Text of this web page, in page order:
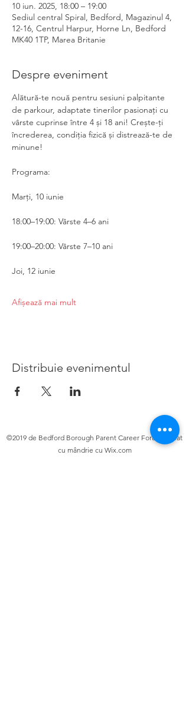
10 iun. 2025, 18:00 – 19:00
Sediul central Spiral, Bedford, Magazinul 4,
12-16, Centrul Harpur, Horne Ln, Bedford
MK40 1TP, Marea Britanie
Despre eveniment
Alătură-te nouă pentru sesiuni palpitante
de parkour, adaptate tinerilor pasionați cu
vârste cuprinse între 4 și 18 ani! Crește-ți
încrederea, condiția fizică și distrează-te de
minune!
Programa:
Marți, 10 iunie
18:00–19:00: Vârste 4–6 ani
19:00–20:00: Vârste 7–10 ani
Joi, 12 iunie
Afișează mai mult
Distribuie evenimentul
©2019 de Bedford Borough Parent Career Forum. Creat
cu mândrie cu Wix.com